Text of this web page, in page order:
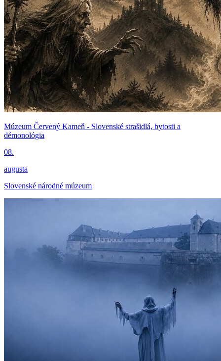
Múzeum Červený Kameň - Slovenské strašidlá, bytosti a
démonológia
08.
augusta
Slovenské národné múzeum